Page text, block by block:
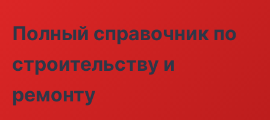
Полный справочник по
строительству и
ремонту